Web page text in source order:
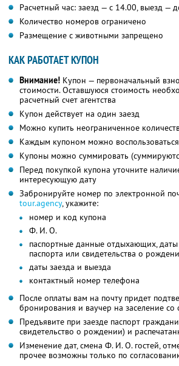
Расчетный час: заезд — с 14.00, выезд —
Количество номеров ограничено
Размещение с животными запрещено
КАК РАБОТАЕТ КУПОН
Внимание! Купон — первоначальный
стоимости. Оставшуюся стоимость
расчетный счет агентства
Купон действует на один заезд
Можно купить неограниченное
Каждым купоном можно
Купоны можно суммировать
Перед покупкой купона уточните
интересующую дату
Забронируйте номер по электронной
tour.agency, укажите:
номер и код купона
Ф. И. О.
паспортные данные отдыхающих,
паспорта или свидетельства о
даты заезда и выезда
контактный номер телефона
После оплаты вам на почту придет
бронирования и ваучер на заселение со
Предъявите при заезде паспорт
свидетельство о рождении) и
Изменение дат, смена Ф. И. О. гостей,
прочее возможны только по